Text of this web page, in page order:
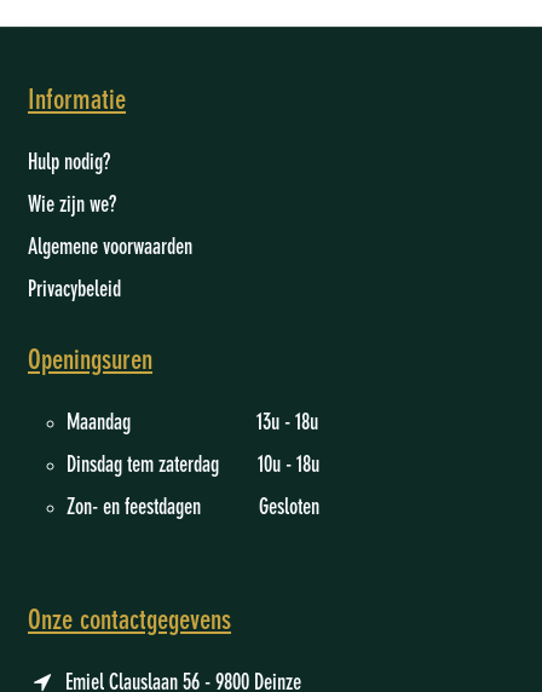
Informatie
Hulp nodig?
Wie zijn we?
Algemene voorwaarden
Privacybeleid
Openingsuren
Maandag 13u - 18u
Dinsdag tem zaterdag 10u - 18u
Zon- en feestdagen Gesloten
Onze contactgegevens
Emiel Clauslaan 56 - 9800 Deinze